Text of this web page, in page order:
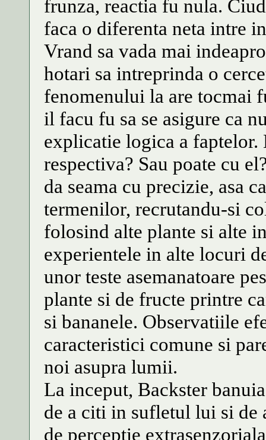
frunza, reactia fu nula.
faca o diferenta neta intre
Vrand sa vada mai
hotari sa intreprinda o
fenomenului la are tocmai
il facu fu sa se asigure ca
explicatie logica a faptelor.
respectiva? Sau poate cu
da seama cu precizie, asa
termenilor, recrutandu-si
folosind alte plante si alte
experientele in alte locuri
unor teste asemanatoare
plante si de fructe printre
si bananele. Observatiile
caracteristici comune si
noi asupra lumii.
La inceput, Backster
de a citi in sufletul lui si
de perceptie